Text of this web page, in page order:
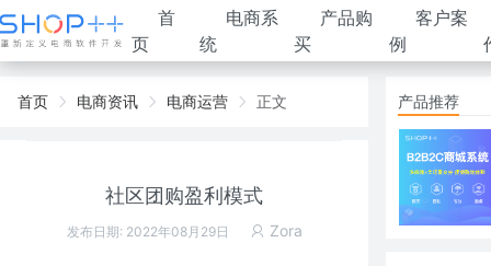
首
页
电商系
统
产品购
买
客户案
例
首页 电商资讯 电商运营 正文
社区团购盈利模式
发布日期: 2022年08月29日 Zora
产品推荐